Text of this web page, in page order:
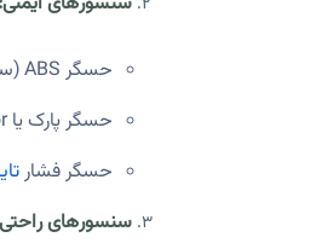
حسگر ABS (سیستم ضد قفل ترمز)
حسگر پارک یا Distance Sensor
حسگر فشار
سنسورهای